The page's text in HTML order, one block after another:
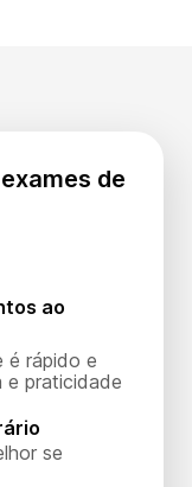
de
ao
é rápido e
e praticidade
se